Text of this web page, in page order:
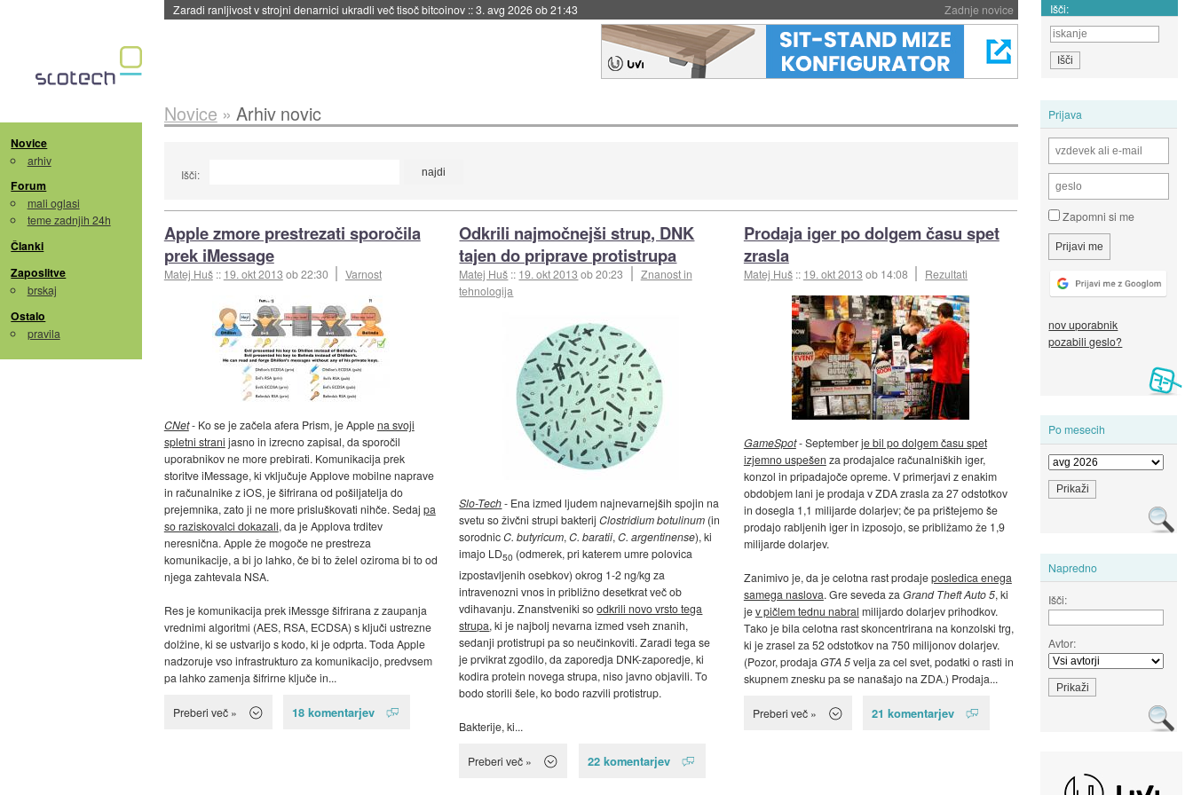
Zadnje novice
Zaradi ranljivost v strojni denarnici ukradli več tisoč bitcoinov ::3. avg 2026 ob 21:43 Išči:
Novice
arhiv
Forum
mali oglasi
teme zadnjih 24h
Članki
Zaposlitve
brskaj
Ostalo
pravila
Prijava
Zapomni si me
nov uporabnik
pozabili geslo?
Po mesecih
Napredno
Išči:
Avtor:
Novice » Arhiv novic
Išči:
Apple zmore prestrezati sporočila
prek iMessage
Matej Huš :: 19. okt 2013 ob 22:30 Varnost
CNet- Ko se je začela afera Prism, je Applena svoji
spletni strani jasno in izrecno zapisal, da sporočil
uporabnikov ne more prebirati. Komunikacija prek
storitve iMessage, ki vključuje Applove mobilne naprave
in računalnike z iOS, je šifrirana od pošiljatelja do
prejemnika, zato ji ne more prisluškovati nihče. Sedaj pa
so raziskovalci dokazali, da je Applova trditev
neresnična. Apple že mogoče ne prestreza
komunikacije, a bi jo lahko, če bi to želel oziroma bi to od
njega zahtevala NSA.
Res je komunikacija prek iMessge šifrirana z zaupanja
vrednimi algoritmi (AES, RSA, ECDSA) s ključi ustrezne
dolžine, ki se ustvarijo s kodo, ki je odprta. Toda Apple
nadzoruje vso infrastrukturo za komunikacijo, predvsem
pa lahko zamenja šifrirne ključe in...
Preberi več » 18 komentarjev
Odkrili najmočnejši strup, DNK
tajen do priprave protistrupa
Matej Huš :: 19. okt 2013 ob 20:23
Znanost in
tehnologija
Slo-Tech- Ena izmed ljudem najnevarnejših spojin na
svetu so živčni strupi bakterijClostridium botulinum (in
sorodnicC. butyricum,C. baratii,C. argentinense), ki
imajo LD50 (odmerek, pri katerem umre polovica
izpostavljenih osebkov) okrog 1-2 ng/kg za
intravenozni vnos in približno desetkrat več ob
vdihavanju. Znanstveniki soodkrili novo vrsto tega
strupa, ki je najbolj nevarna izmed vseh znanih,
sedanji protistrupi pa so neučinkoviti. Zaradi tega se
je prvikrat zgodilo, da zaporedja DNK-zaporedje, ki
kodira protein novega strupa, niso javno objavili. To
bodo storili šele, ko bodo razvili protistrup.
Bakterije, ki...
Preberi več » 22 komentarjev
Prodaja iger po dolgem času spet
zrasla
Matej Huš :: 19. okt 2013 ob 14:08 Rezultati
GameSpot- Septemberje bil po dolgem času spet
izjemno uspešen za prodajalce računalniških iger,
konzol in pripadajoče opreme. V primerjavi z enakim
obdobjem lani je prodaja v ZDA zrasla za 27 odstotkov
in dosegla 1,1 milijarde dolarjev; če pa prištejemo še
prodajo rabljenih iger in izposojo, se približamo že 1,9
milijarde dolarjev.
Zanimivo je, da je celotna rast prodajeposledica enega
samega naslova. Gre seveda za Grand Theft Auto 5, ki
jev pičlem tednu nabral milijardo dolarjev prihodkov.
Tako je bila celotna rast skoncentrirana na konzolski trg,
ki je zrasel za 52 odstotkov na 750 milijonov dolarjev.
(Pozor, prodaja GTA 5velja za cel svet, podatki o rasti in
skupnem znesku pa se nanašajo na ZDA.) Prodaja...
Preberi več » 21 komentarjev